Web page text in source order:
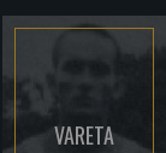
VARETA